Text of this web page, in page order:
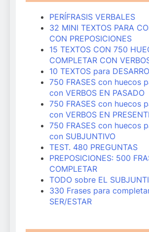
PERÍFRASIS VERBALES
32 MINI TEXTOS PARA
CON PREPOSICIONES
15 TEXTOS CON 750
COMPLETAR CON
10 TEXTOS para
750 FRASES con huecos
con VERBOS EN PASADO
750 FRASES con huecos
con VERBOS EN
750 FRASES con huecos
con SUBJUNTIVO
TEST. 480 PREGUNTAS
PREPOSICIONES: 500
COMPLETAR
TODO sobre EL
330 Frases para
SER/ESTAR